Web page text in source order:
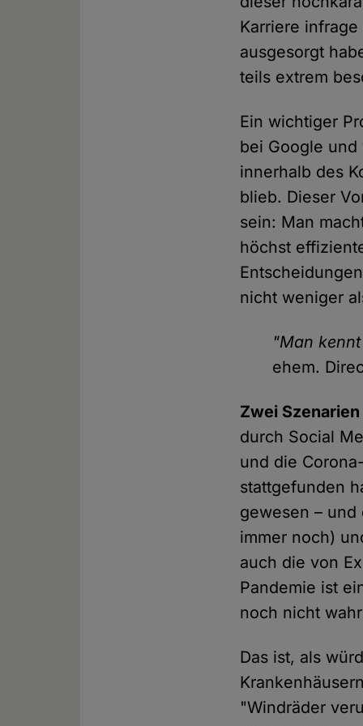
Karriere
ausgesorgt
teils extrem
Ein wichtiger
bei Google und
innerhalb des
blieb. Dieser
sein: Man
höchst
nicht weniger
"Man
ehem.
Zwei
durch Social
und die
stattgefunden
gewesen –
immer noch)
auch die von
Pandemie ist
noch nicht
Das ist, als
"Windräder